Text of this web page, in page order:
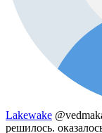
Lakewake
решилось.